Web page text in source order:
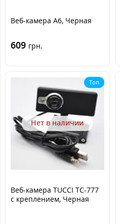
Веб-камера A6, Черная
609 грн.
Топ
Нет в наличии
Веб-камера TUCCI TC-777
с креплением, Черная